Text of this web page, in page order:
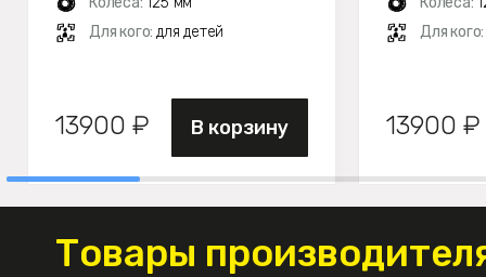
Для кого: для детей
13900 ₽ В корзину
Для кого:
13900 ₽
Товары